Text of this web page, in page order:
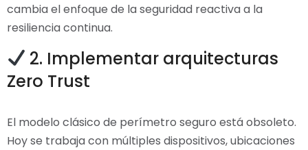
cambia el enfoque de la seguridad reactiva a la
resiliencia continua.
2. Implementar arquitecturas
Zero Trust
El modelo clásico de perímetro seguro está obsoleto.
Hoy se trabaja con múltiples dispositivos, ubicaciones